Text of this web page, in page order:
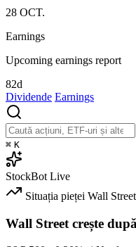
28 OCT.
Earnings
Upcoming earnings report
82d
Dividende Earnings
⌘ K
StockBot Live
Situația pieței Wall Street
Wall Street crește